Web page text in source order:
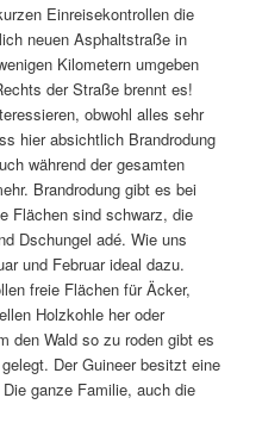
Einreisekontrollen die
neuen Asphaltstraße in
Kilometern umgeben
der Straße brennt es!
obwohl alles sehr
hier absichtlich Brandrodung
während der gesamten
Brandrodung gibt es bei
Flächen sind schwarz, die
Dschungel adé. Wie uns
und Februar ideal dazu.
freie Flächen für Äcker,
Holzkohle her oder
den Wald so zu roden gibt es
Der Guineer besitzt eine
ganze Familie, auch die